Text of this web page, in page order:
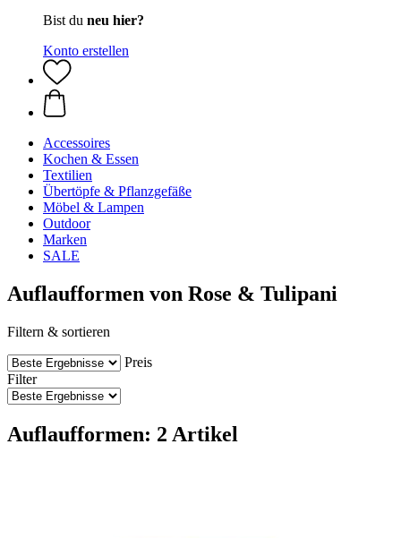
Bist du neu hier?
Konto erstellen
Accessoires
Kochen & Essen
Textilien
Übertöpfe & Pflanzgefäße
Möbel & Lampen
Outdoor
Marken
SALE
Auflaufformen von Rose & Tulipani
Filtern & sortieren
Preis
Filter
Auflaufformen: 2 Artikel